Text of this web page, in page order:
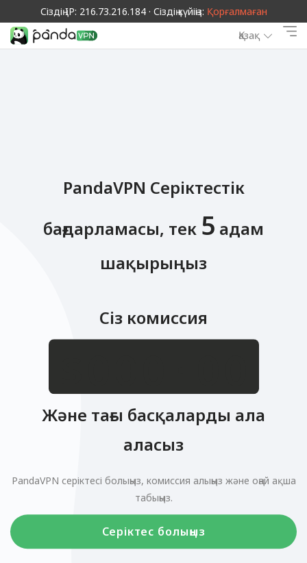
Сіздің IP: 216.73.216.184 · Сіздің күйіңіз: Қорғалмаған
Қазақ
PandaVPN Серіктестік
бағдарламасы, тек 5 адам
шақырыңыз
Сіз комиссия
.
Және тағы басқаларды ала
аласыз
PandaVPN серіктесі болыңыз, комиссия алыңыз және оңай ақша
табыңыз.
Серіктес болыңыз